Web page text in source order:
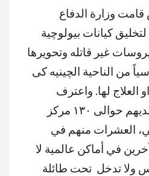
وزارة الدفاع
كيانات بيولوچية
غير قاتله وتحويرها
من الناحية الچينيه كى
العلاج لها. واعترف
العسكريون وقتها ان لديهم حوالى ١٣٠ مركز
العشرات منهم في
في أماكن عالمية لا
ولا تدخل تحت طائلة